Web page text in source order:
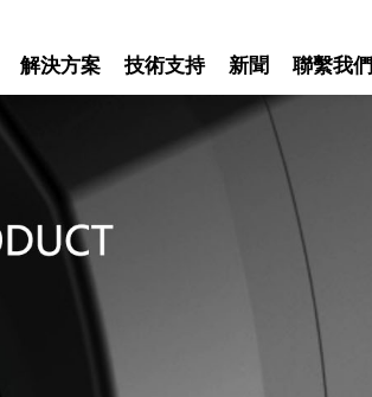
解決方案 技術支持 新聞 聯繫我們